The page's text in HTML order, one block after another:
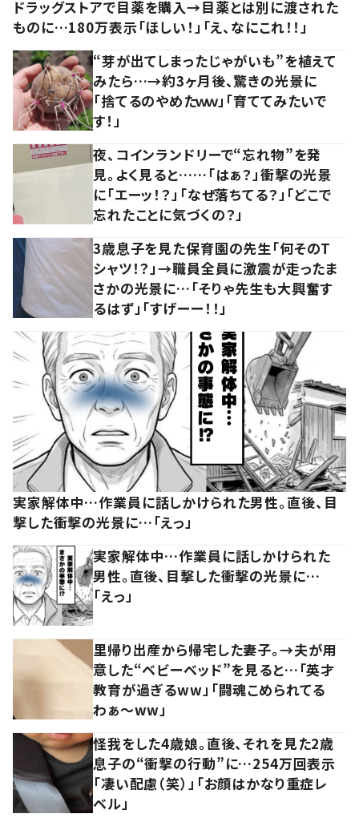
ドラッグストアで目薬を購入→目薬とは別に渡された
ものに…180万表示「ほしい！」「え、なにこれ！！」
“芽が出てしまったじゃがいも”を植えて
みたら…→約3ヶ月後、驚きの光景に
「捨てるのやめたｗｗ」「育ててみたいで
す！」
夜、コインランドリーで“忘れ物”を発
見。よく見ると……「はぁ？」衝撃の光景
に「エーッ！？」「なぜ落ちてる？」「どこで
忘れたことに気づくの？」
3歳息子を見た保育園の先生「何そのT
シャツ！？」→職員全員に激震が走ったま
さかの光景に…「そりゃ先生も大興奮す
るはず」「すげーー！！」
実家解体中…作業員に話しかけられた男性。直後、目
撃した衝撃の光景に…「えっ」
実家解体中…作業員に話しかけられた
男性。直後、目撃した衝撃の光景に…
「えっ」
里帰り出産から帰宅した妻子。→夫が用
意した“ベビーベッド”を見ると…「英才
教育が過ぎるww」「闘魂こめられてる
わぁ～ww」
怪我をした4歳娘。直後、それを見た2歳
息子の“衝撃の行動”に…254万回表示
「凄い配慮（笑）」「お顔はかなり重症レ
ベル」